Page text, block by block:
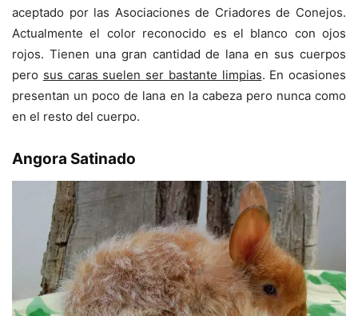
aceptado por las Asociaciones de Criadores de Conejos.
Actualmente el color reconocido es el blanco con ojos
rojos. Tienen una gran cantidad de lana en sus cuerpos
pero sus caras suelen ser bastante limpias. En ocasiones
presentan un poco de lana en la cabeza pero nunca como
en el resto del cuerpo.
Angora Satinado